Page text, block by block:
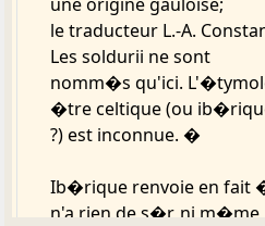
le traducteur L.-A.
Les soldurii ne sont
nomm�s qu'ici.
�tre celtique (ou
?) est inconnue. �
Ib�rique renvoie en fait
n'a rien de s�r, ni m�me